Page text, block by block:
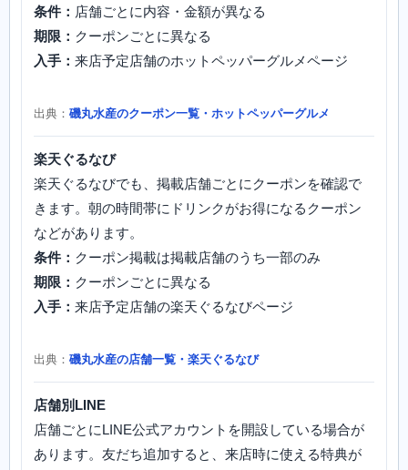
条件： 店舗ごとに内容・金額が異なる
期限： クーポンごとに異なる
入手： 来店予定店舗のホットペッパーグルメページ
出典： 磯丸水産のクーポン一覧・ホットペッパーグルメ
楽天ぐるなび
楽天ぐるなびでも、掲載店舗ごとにクーポンを確認で
きます。朝の時間帯にドリンクがお得になるクーポン
などがあります。
条件： クーポン掲載は掲載店舗のうち一部のみ
期限： クーポンごとに異なる
入手： 来店予定店舗の楽天ぐるなびページ
出典： 磯丸水産の店舗一覧・楽天ぐるなび
店舗別LINE
店舗ごとにLINE公式アカウントを開設している場合が
あります。友だち追加すると、来店時に使える特典が